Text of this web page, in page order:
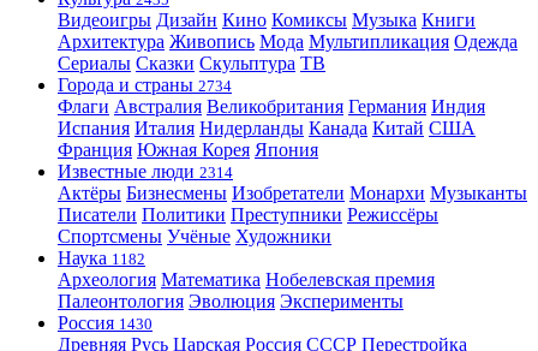
Видеоигры Дизайн Кино Комиксы Музыка Книги
Архитектура Живопись Мода Мультипликация Одежда
Сериалы Сказки Скульптура ТВ
Города и страны 2734
Флаги Австралия Великобритания Германия Индия
Испания Италия Нидерланды Канада Китай США
Франция Южная Корея Япония
Известные люди 2314
Актёры Бизнесмены Изобретатели Монархи Музыканты
Писатели Политики Преступники Режиссёры
Спортсмены Учёные Художники
Наука 1182
Археология Математика Нобелевская премия
Палеонтология Эволюция Эксперименты
Россия 1430
Древняя Русь Царская Россия СССР Перестройка